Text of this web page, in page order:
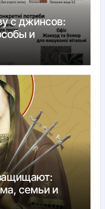
с джинсов:
и
семьи и